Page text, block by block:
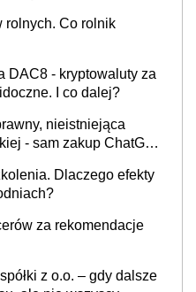
rolnych. Co rolnik
DAC8 - kryptowaluty za
I co dalej?
nieistniejąca
- sam zakup ChatGPT
Dlaczego efekty
za rekomendacje
z o.o. – gdy dalsze